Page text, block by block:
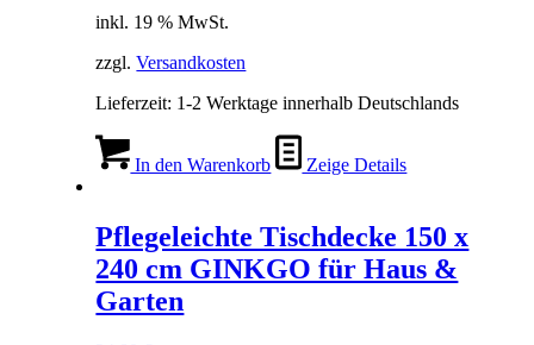
inkl. 19 % MwSt.
zzgl.Versandkosten
Lieferzeit: 1-2 Werktage innerhalb Deutschlands
In den Warenkorb Zeige Details
Pflegeleichte Tischdecke 150 x
240 cm GINKGO für Haus &
Garten